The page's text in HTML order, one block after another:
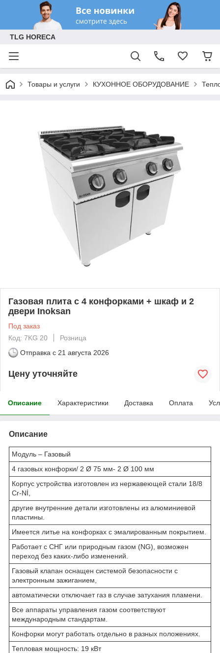
TLG HORECA
Товары и услуги КУХОННОЕ ОБОРУДОВАНИЕ
Газовая плита с 4 конфорками + шкаф и 2
двери Inoksan
Под заказ
Код: 7KG 20
Розница
Отправка с 21 августа 2026
Цену уточняйте
Описание Характеристики Доставка Оплата
Описание
Модуль – Газовый
4 газовых конфорки/ 2 Ø 75 мм- 2 Ø 100 мм
Корпус устройства изготовлен из нержавеющей стали 18/8
Cr-Nİ,
другие внутренние детали изготовлены из алюминиевой
пластины.
Имеется литье на конфорках с эмалированным покрытием.
Работает с СНГ или природным газом (NG), возможен
переход без каких-либо изменений.
Газовый клапан оснащен системой безопасности с
электронным зажиганием,
автоматически отключает газ в случае затухания пламени.
Все аппараты управления газом соответствуют
международным стандартам.
Конфорки могут работать отдельно в разных положениях.
Тепловая мощность: 19 кВт